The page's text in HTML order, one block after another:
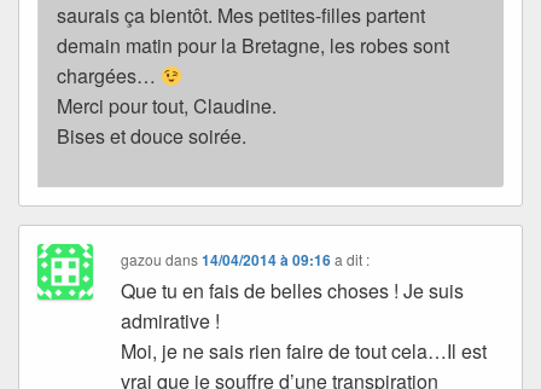
saurais ça bientôt. Mes petites-filles partent
demain matin pour la Bretagne, les robes sont
chargées…
Merci pour tout, Claudine.
Bises et douce soirée.
gazou dans14/04/2014 à 09:16 a dit :
Que tu en fais de belles choses ! Je suis
admirative !
Moi, je ne sais rien faire de tout cela…Il est
vrai que je souffre d’une transpiration